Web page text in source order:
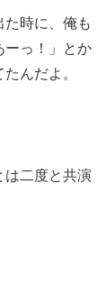
た時に、俺も
ーっ！」とか
んだよ。
は二度と共演